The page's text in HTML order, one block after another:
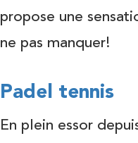
propose une
ne pas manquer!
Padel tennis
En plein essor